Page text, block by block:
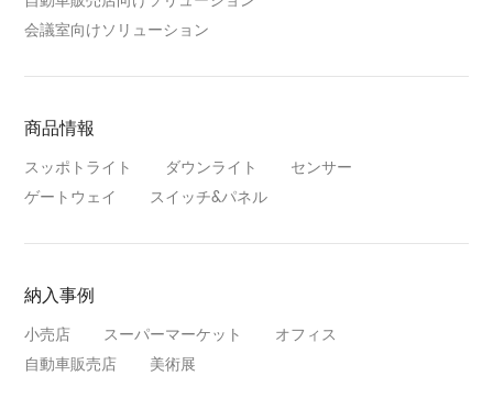
会議室向けソリューション
商品情報
スッポトライト ダウンライト
センサー
ゲートウェイ
スイッチ&パネル
納入事例
小売店 スーパーマーケット
オフィス
自動車販売店
美術展